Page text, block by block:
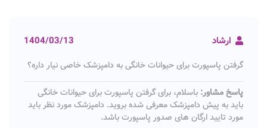
ارشاد 1404/03/13
گرفتن پاسپورت برای حیوانات خانگی به دامپزشک خاصی نیار داره؟
پاسخ مشاور: باسلام، برای گرفتن پاسپورت برای حیوانات خانگی
باید به پیش دامپزشک معرفی شده بروید. دامپزشک مورد نظر باید
مورد تایید ارگان های صدور پاسپورت باشد.